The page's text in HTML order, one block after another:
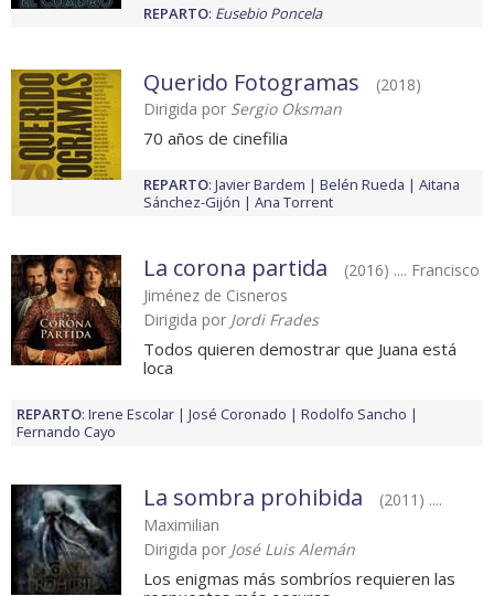
REPARTO: Eusebio Poncela
Querido Fotogramas
(2018)
Dirigida por Sergio Oksman
70 años de cinefilia
REPARTO: Javier Bardem Belén Rueda
Aitana
Sánchez-Gijón
Ana Torrent
La corona partida
(2016) .... Francisco
Jiménez de Cisneros
Dirigida por Jordi Frades
Todos quieren demostrar que Juana está
loca
REPARTO: Irene Escolar José Coronado
Rodolfo Sancho
Fernando Cayo
La sombra prohibida
(2011) ....
Maximilian
Dirigida por José Luis Alemán
Los enigmas más sombríos requieren las